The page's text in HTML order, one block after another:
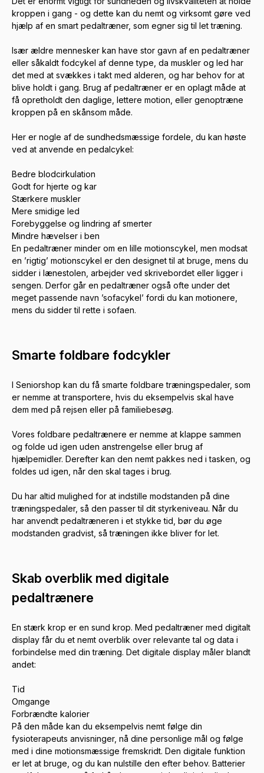
kroppen i gang - og dette kan du nemt og virksomt gøre ved
hjælp af en smart pedaltræner, som egner sig til let træning.
Især ældre mennesker kan have stor gavn af en pedaltræner
eller såkaldt fodcykel af denne type, da muskler og led har
det med at svækkes i takt med alderen, og har behov for at
blive holdt i gang. Brug af pedaltræner er en oplagt måde at
få opretholdt den daglige, lettere motion, eller genoptræne
kroppen på en skånsom måde.
Her er nogle af de sundhedsmæssige fordele, du kan høste
ved at anvende en pedalcykel:
Bedre blodcirkulation
Godt for hjerte og kar
Stærkere muskler
Mere smidige led
Forebyggelse og lindring af smerter
Mindre hævelser i ben
En pedaltræner minder om en lille motionscykel, men modsat
en ’rigtig’ motionscykel er den designet til at bruge, mens du
sidder i lænestolen, arbejder ved skrivebordet eller ligger i
sengen. Derfor går en pedaltræner også ofte under det
meget passende navn ’sofacykel’ fordi du kan motionere,
mens du sidder til rette i sofaen.
Smarte foldbare fodcykler
I Seniorshop kan du få smarte foldbare træningspedaler, som
er nemme at transportere, hvis du eksempelvis skal have
dem med på rejsen eller på familiebesøg.
Vores foldbare pedaltrænere er nemme at klappe sammen
og folde ud igen uden anstrengelse eller brug af
hjælpemidler. Derefter kan den nemt pakkes ned i tasken, og
foldes ud igen, når den skal tages i brug.
Du har altid mulighed for at indstille modstanden på dine
træningspedaler, så den passer til dit styrkeniveau. Når du
har anvendt pedaltræneren i et stykke tid, bør du øge
modstanden gradvist, så træningen ikke bliver for let.
Skab overblik med digitale
pedaltrænere
En stærk krop er en sund krop. Med pedaltræner med digitalt
display får du et nemt overblik over relevante tal og data i
forbindelse med din træning. Det digitale display måler blandt
andet:
Tid
Omgange
Forbrændte kalorier
På den måde kan du eksempelvis nemt følge din
fysioterapeuts anvisninger, nå dine personlige mål og følge
med i dine motionsmæssige fremskridt. Den digitale funktion
er let at bruge, og du kan nulstille den efter behov. Batterier